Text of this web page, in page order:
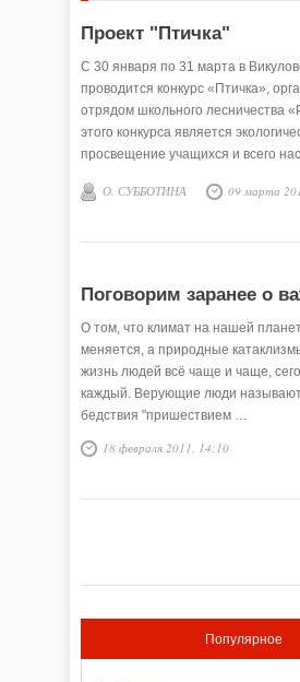
Проект "Птичка"
С 30 января по 31 марта в
проводится конкурс «Птичка»,
отрядом школьного лесничества
этого конкурса является
просвещение учащихся и всего
проблемам зимующих птиц, чтобы
В течение определённого срока
«Росток», участвуют в викторине,
изучают виды птиц нашего района.
знакомит с миром птиц малой
чувство ответственности за
О. СУББОТИНА 09 марта
Поговорим заранее о
О том, что климат на нашей
меняется, а природные
жизнь людей всё чаще и чаще,
каждый. Верующие люди
бедствия "пришествием …
18 февраля 2011, 14:10
Популярное